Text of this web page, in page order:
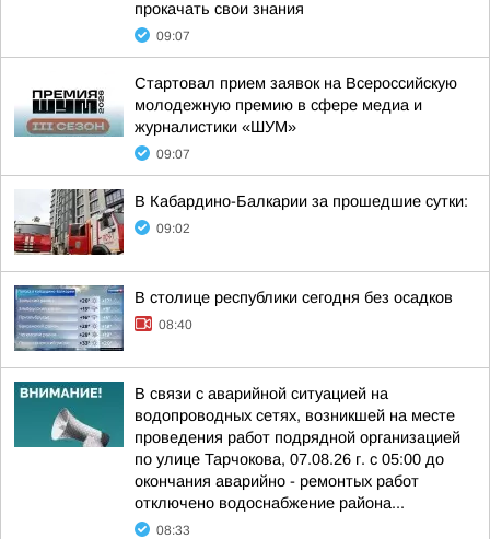
прокачать свои знания
09:07
Стартовал прием заявок на Всероссийскую
молодежную премию в сфере медиа и
журналистики «ШУМ»
09:07
В Кабардино-Балкарии за прошедшие сутки:
09:02
В столице республики сегодня без осадков
08:40
В связи с аварийной ситуацией на
водопроводных сетях, возникшей на месте
проведения работ подрядной организацией
по улице Тарчокова, 07.08.26 г. с 05:00 до
окончания аварийно - ремонтых работ
отключено водоснабжение района...
08:33